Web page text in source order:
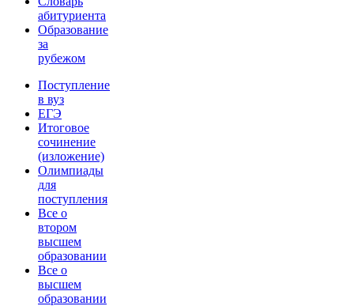
абитуриента
Образование
за
рубежом
Поступление
в вуз
ЕГЭ
Итоговое
сочинение
(изложение)
Олимпиады
для
поступления
Все о
втором
высшем
образовании
Все о
высшем
образовании